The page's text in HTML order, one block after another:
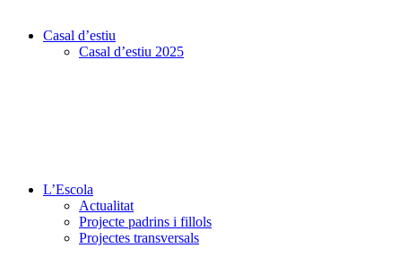
Casal d’estiu
Casal d’estiu 2025
L’Escola
Actualitat
Projecte padrins i fillols
Projectes transversals